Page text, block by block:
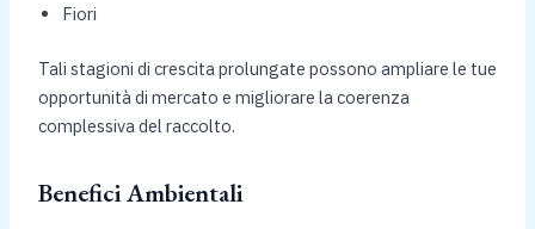
Fiori
Tali stagioni di crescita prolungate possono ampliare le tue
opportunità di mercato e migliorare la coerenza
complessiva del raccolto.
Benefici Ambientali